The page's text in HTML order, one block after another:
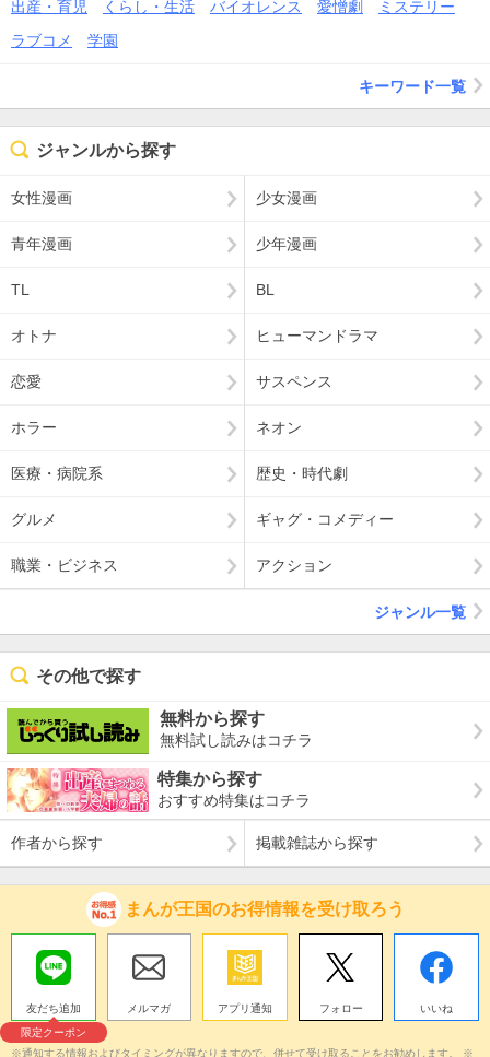
出産・育児 くらし・生活 バイオレンス 愛憎劇
ミステリー
ラブコメ
学園
キーワード一覧
ジャンルから探す
女性漫画 少女漫画
青年漫画 少年漫画
TL BL
オトナ ヒューマンドラマ
恋愛 サスペンス
ホラー ネオン
医療・病院系 歴史・時代劇
グルメ ギャグ・コメディー
職業・ビジネス アクション
ジャンル一覧
その他で探す
無料から探す
無料試し読みはコチラ
特集から探す
おすすめ特集はコチラ
作者から探す 掲載雑誌から探す
まんが王国のお得情報を受け取ろう
友だち追加
限定クーポン
メルマガ アプリ通知 フォロー いいね
※通知する情報およびタイミングが異なりますので、併せて受け取ることをお勧めします。 ※